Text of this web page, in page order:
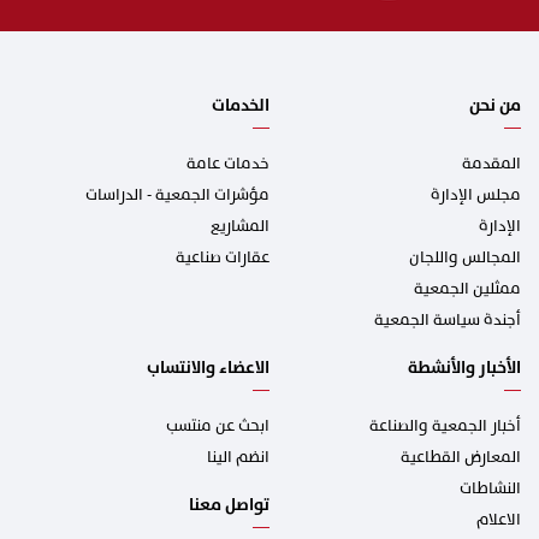
i
من نحن
المقدمة
مجلس الإدارة
الإدارة
المجالس واللجان
ممثلين الجمعية
أجندة سياسة الجمعية
الخدمات
خدمات عامة
مؤشرات الجمعية - الدراسات
المشاريع
عقارات صناعية
الأخبار والأنشطة
أخبار الجمعية والصناعة
المعارض القطاعية
النشاطات
الاعلام
الاعضاء والانتساب
ابحث عن منتسب
انضم الينا
تواصل معنا